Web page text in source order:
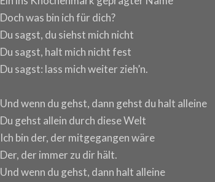
Doch was bin ich für dich?
Du sagst, du siehst mich nicht
Du sagst, halt mich nicht fest
Du sagst: lass mich weiter zieh’n.
Und wenn du gehst, dann gehst du halt alleine
Du gehst allein durch diese Welt
Ich bin der, der mitgegangen wäre
Der, der immer zu dir hält.
Und wenn du gehst, dann halt alleine